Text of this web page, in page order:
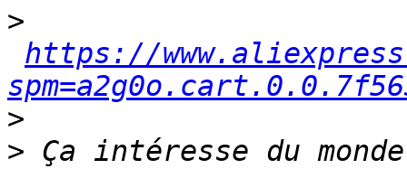
>
https://
>
> Ça intéresse du